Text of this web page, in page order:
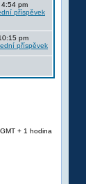
pm
pm
+ 1 hodina